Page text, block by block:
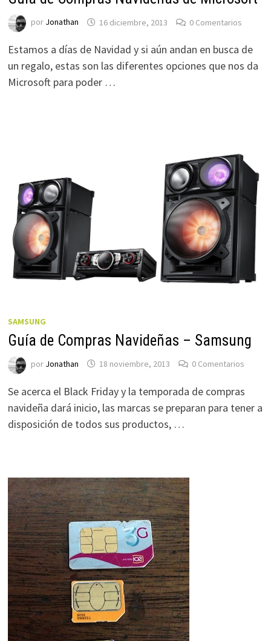
por Jonathan 16 diciembre, 2013 0 Comentarios
Estamos a días de Navidad y si aún andan en busca de
un regalo, estas son las diferentes opciones que nos da
Microsoft para poder …
SAMSUNG
Guía de Compras Navideñas – Samsung
por Jonathan 18 noviembre, 2013 0 Comentarios
Se acerca el Black Friday y la temporada de compras
navideña dará inicio, las marcas se preparan para tener a
disposición de todos sus productos, …